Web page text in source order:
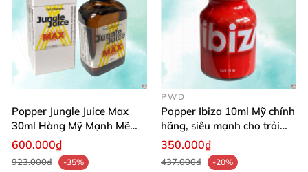
Popper Jungle Juice Max
30ml Hàng Mỹ Mạnh Mẽ
Tạo Khoái Cảm
600.000₫
923.000₫
-35%
PWD
Popper Ibiza 10ml Mỹ chính
hãng, siêu mạnh cho trải
nghiệm bùng nổ
350.000₫
437.000₫
-20%